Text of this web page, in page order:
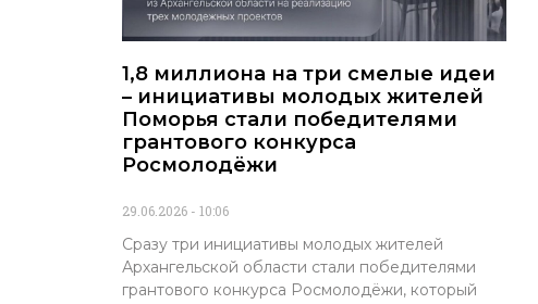
1,8 миллиона на три смелые идеи
– инициативы молодых жителей
Поморья стали победителями
грантового конкурса
Росмолодёжи
29.06.2026 10:06
Сразу три инициативы молодых жителей
Архангельской области стали победителями
грантового конкурса Росмолодёжи, который